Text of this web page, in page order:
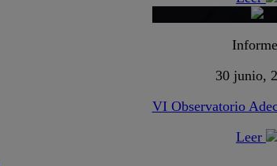
30 junio,
VI Observatorio
Leer